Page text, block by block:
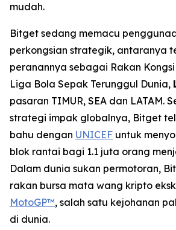
mudah.
Bitget sedang memacu
perkongsian strategik, antaranya
peranannya sebagai Rakan
Liga Bola Sepak Terunggul Dunia,
pasaran TIMUR, SEA dan LATAM.
strategi impak globalnya, Bitget
bahu dengan UNICEF untuk
blok rantai bagi 1.1 juta orang
Dalam dunia sukan permotoran,
rakan bursa mata wang kripto
MotoGP™, salah satu kejohanan
di dunia.